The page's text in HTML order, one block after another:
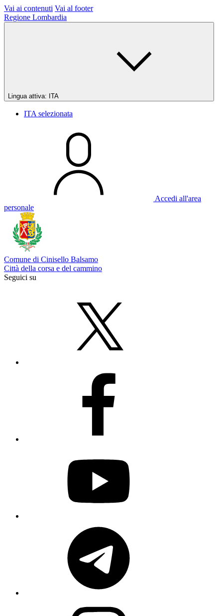
Vai ai contenuti Vai al footer
Regione Lombardia
Lingua attiva: ITA
ITA selezionata
Accedi all'area
personale
Comune di Cinisello Balsamo
Città della corsa e del cammino
Seguici su